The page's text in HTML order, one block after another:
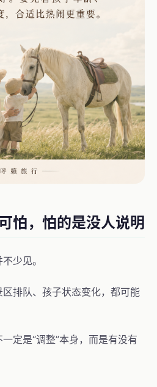
怕，怕的是没人说明
少见。
排队、孩子状态变化，都可能
定是“调整”本身，而是有没有